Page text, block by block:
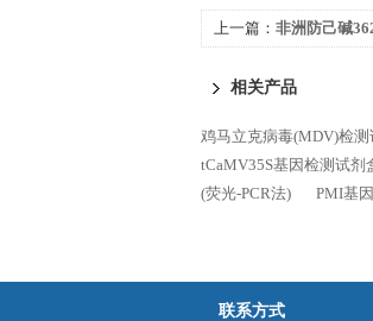
上一篇： 非洲防己碱
相关产品
鸡马立克病毒(MDV)检测
tCaMV35S基因检测试剂
(荧光-PCR法)
PMI基
联系方式